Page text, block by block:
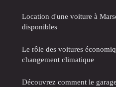
Location d'une voiture à
disponibles
Le rôle des voitures
changement climatique
Découvrez comment le